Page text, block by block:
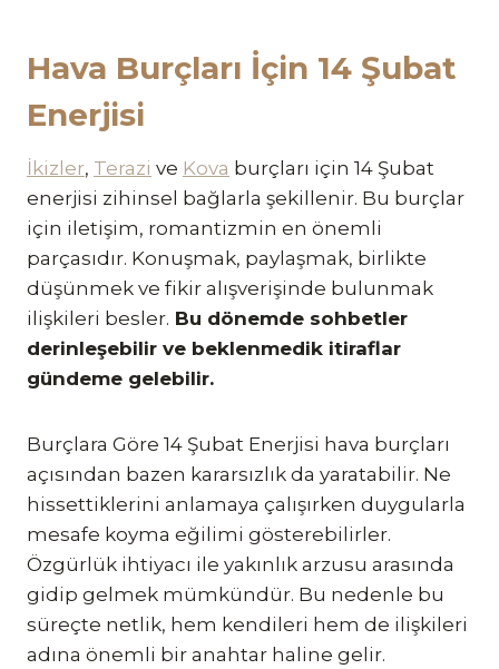
Hava Burçları İçin 14 Şubat
Enerjisi
İkizler, Terazi ve Kova burçları için 14 Şubat
enerjisi zihinsel bağlarla şekillenir. Bu burçlar
için iletişim, romantizmin en önemli
parçasıdır. Konuşmak, paylaşmak, birlikte
düşünmek ve fikir alışverişinde bulunmak
ilişkileri besler. Bu dönemde sohbetler
derinleşebilir ve beklenmedik itiraflar
gündeme gelebilir.
Burçlara Göre 14 Şubat Enerjisi hava burçları
açısından bazen kararsızlık da yaratabilir. Ne
hissettiklerini anlamaya çalışırken duygularla
mesafe koyma eğilimi gösterebilirler.
Özgürlük ihtiyacı ile yakınlık arzusu arasında
gidip gelmek mümkündür. Bu nedenle bu
süreçte netlik, hem kendileri hem de ilişkileri
adına önemli bir anahtar haline gelir.